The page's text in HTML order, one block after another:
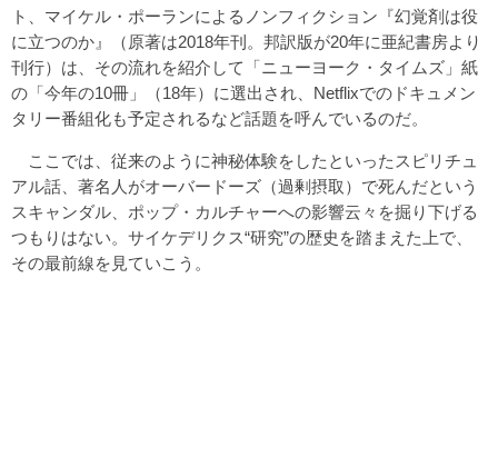
ト、マイケル・ポーランによるノンフィクション『幻覚剤は役
に立つのか』（原著は2018年刊。邦訳版が20年に亜紀書房より
刊行）は、その流れを紹介して「ニューヨーク・タイムズ」紙
の「今年の10冊」（18年）に選出され、Netflixでのドキュメン
タリー番組化も予定されるなど話題を呼んでいるのだ。
ここでは、従来のように神秘体験をしたといったスピリチュ
アル話、著名人がオーバードーズ（過剰摂取）で死んだという
スキャンダル、ポップ・カルチャーへの影響云々を掘り下げる
つもりはない。サイケデリクス“研究”の歴史を踏まえた上で、
その最前線を見ていこう。